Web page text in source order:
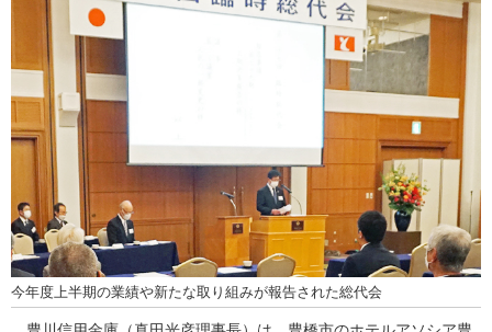
今年度上半期の業績や新たな取り組みが報告された総代会